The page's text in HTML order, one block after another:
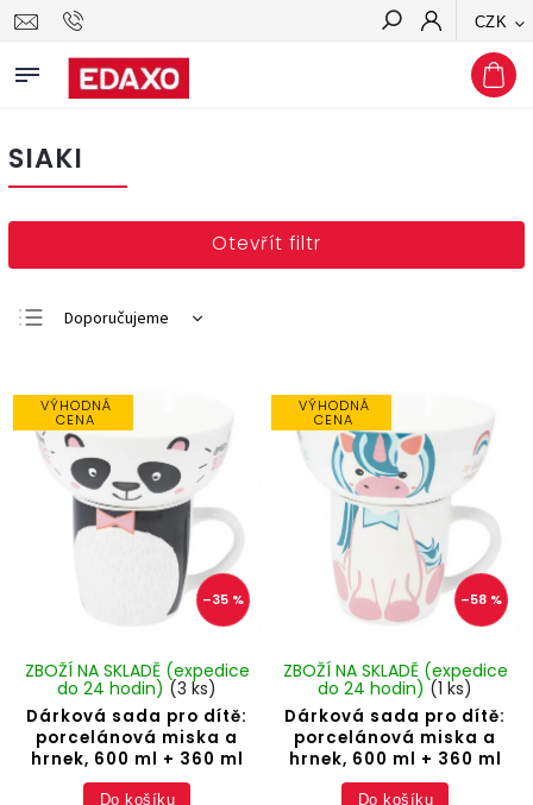
CZK
Hledat
SIAKI
Otevřít filtr
Doporučujeme
Nejdražší
Nejprodávanější
Abecedně
VÝHODNÁ
CENA
–35 %
Dárková sada pro dítě:
porcelánová miska a
hrnek, 600 ml + 360 ml
ZBOŽÍ NA SKLADĚ (expedice
do 24 hodin) (3 ks)
Do košíku
VÝHODNÁ
CENA
–58 %
Dárková sada pro dítě:
porcelánová miska a
hrnek, 600 ml + 360 ml
ZBOŽÍ NA SKLADĚ (expedice
do 24 hodin)(1 ks)
Do košíku